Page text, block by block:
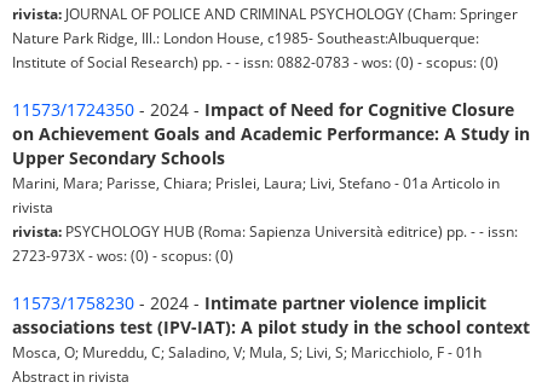
rivista: JOURNAL OF POLICE AND CRIMINAL PSYCHOLOGY (Cham: Springer
Nature Park Ridge, Ill.: London House, c1985- Southeast:Albuquerque:
Institute of Social Research) pp. - - issn: 0882-0783 - wos: (0) - scopus: (0)
11573/1724350 - 2024 - Impact of Need for Cognitive Closure
on Achievement Goals and Academic Performance: A Study in
Upper Secondary Schools
Marini, Mara; Parisse, Chiara; Prislei, Laura; Livi, Stefano - 01a Articolo in
rivista
rivista: PSYCHOLOGY HUB (Roma: Sapienza Università editrice) pp. - - issn:
2723-973X - wos: (0) - scopus: (0)
11573/1758230 - 2024 - Intimate partner violence implicit
associations test (IPV-IAT): A pilot study in the school context
Mosca, O; Mureddu, C; Saladino, V; Mula, S; Livi, S; Maricchiolo, F - 01h
Abstract in rivista